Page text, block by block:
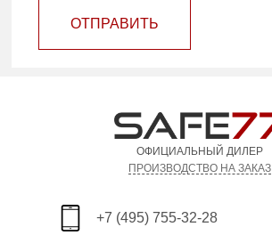
ОТПРАВИТЬ
ОФИЦИАЛЬНЫЙ ДИЛЕР
ПРОИЗВОДСТВО НА ЗАКАЗ
+7 (495) 755-32-28